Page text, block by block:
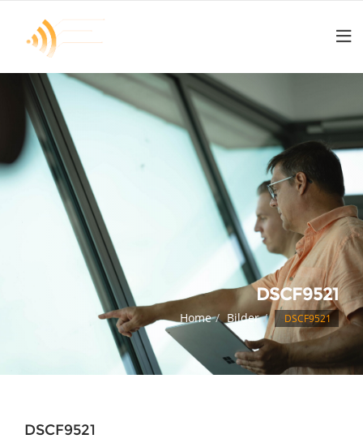
DSCF9521
Home Bilder DSCF9521
DSCF9521